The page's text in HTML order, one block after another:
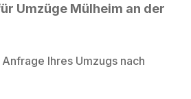
Umzüge Mülheim an der
Ihres Umzugs nach